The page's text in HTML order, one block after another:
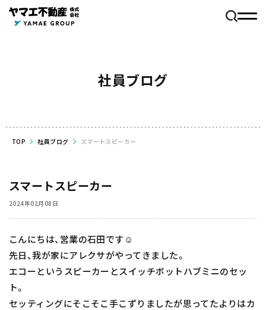
社員ブログ
TOP 社員ブログ スマートスピーカー
スマートスピーカー
2024年02月08日
こんにちは、営業の石田です☺️
先日、我が家にアレクサがやってきました。
エコーというスピーカーとスイッチボットハブミニのセッ
ト。
セッティングにそこそこ手こずりましたが思ってたよりはカ